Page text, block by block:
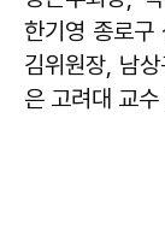
한기영 종로구
김위원장, 남
은 고려대 교